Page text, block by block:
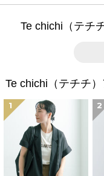
Te chichi（テチ
Te chichi（テチチ
1 2